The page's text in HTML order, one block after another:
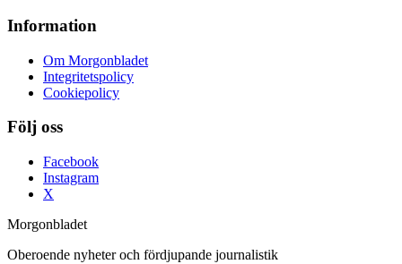
Information
Om Morgonbladet
Integritetspolicy
Cookiepolicy
Följ oss
Facebook
Instagram
X
Morgonbladet
Oberoende nyheter och fördjupande journalistik